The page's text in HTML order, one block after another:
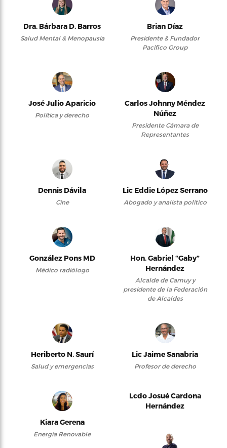
Dra. Bárbara D. Barros
Salud Mental & Menopausia
Brian Díaz
Presidente & Fundador
Pacifico Group
José Julio Aparicio
Política y derecho
Carlos Johnny Méndez
Núñez
Presidente Cámara de
Representantes
Dennis Dávila
Cine
Lic Eddie López Serrano
Abogado y analista político
González Pons MD
Médico radiólogo
Hon. Gabriel “Gaby”
Hernández
Alcalde de Camuy y
presidente de la Federación
de Alcaldes
Heriberto N. Saurí
Salud y emergencias
Lic Jaime Sanabria
Profesor de derecho
Kiara Gerena
Energía Renovable
Lcdo Josué Cardona
Hernández